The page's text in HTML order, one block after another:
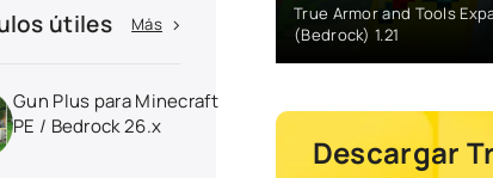
True Armor and Tools
(Bedrock) 1.21
Descargar
útiles Más
Gun Plus para Minecraft
PE / Bedrock 26.x